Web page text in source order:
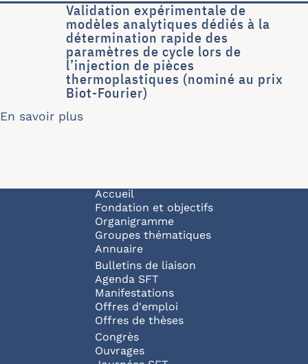
Validation expérimentale de
modèles analytiques dédiés à la
détermination rapide des
paramètres de cycle lors de
l’injection de pièces
thermoplastiques (nominé au prix
Biot-Fourier)
En savoir plus
Navigation principale
Accueil
Fondation et objectifs
Organigramme
Groupes thématiques
Annuaire
Bulletins de liaison
Agenda SFT
Manifestations
Offres d'emploi
Offres de thèses
Congrès
Ouvrages